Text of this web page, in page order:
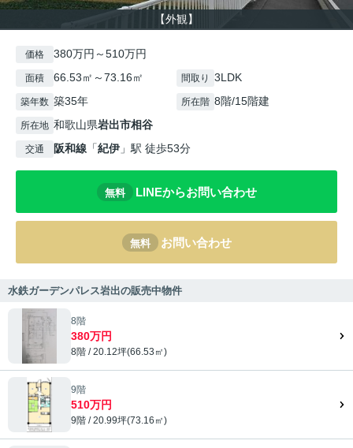
【外観】
価格 380万円～510万円
面積 66.53㎡～73.16㎡ 間取り 3LDK
築年数 築35年 所在階 8階/15階建
所在地 和歌山県岩出市相谷
交通 阪和線 「紀伊 」駅 徒歩53分
無料 LINEからお問い合わせ
無料 お問い合わせ
水鉄ガーデンパレス岩出の販売中物件
8階
380万円
8階 / 20.12坪(66.53㎡)
9階
510万円
9階 / 20.99坪(73.16㎡)